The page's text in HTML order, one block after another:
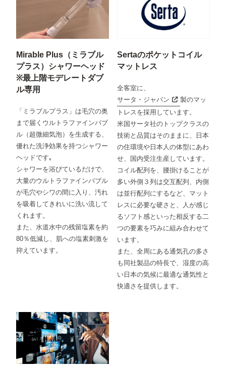
Mirable Plus（ミラブル
プラス）シャワーヘッド
※最上階モデレートダブ
ル専用
「ミラブルプラス」は毛穴の奥
まで届くウルトラファインバブ
ル（超微細気泡）を生成する、
優れた洗浄効果を持つシャワー
ヘッドです｡
シャワーを浴びているだけで、
大量のウルトラファインバブル
が毛穴やシワの間に入り、汚れ
を吸着してきれいに洗い流して
くれます。
また、水道水中の残留塩素を約
80％低減し、肌への塩素刺激を
抑えています。
Sertaのポケットコイル
マットレス
全客室に、
サータ・ジャパン
製のマッ
トレスを採用しています。
米国サータ社のトップクラスの
技術と品質はそのままに、日本
の住環境や日本人の体型にあわ
せ、国内受注生産しています。
コイル配列を、腰掛けることが
多い外側３列は交互配列、内側
は並行配列にするなど、マット
レスに必要な硬さと、人が感じ
るソフト感といった相反する二
つの要素を巧みに組み合わせて
います。
また、全周にある通気孔の多さ
も同社製品の特長で、湿度の高
い日本の気候に最適な通気性と
快適さを提供します。